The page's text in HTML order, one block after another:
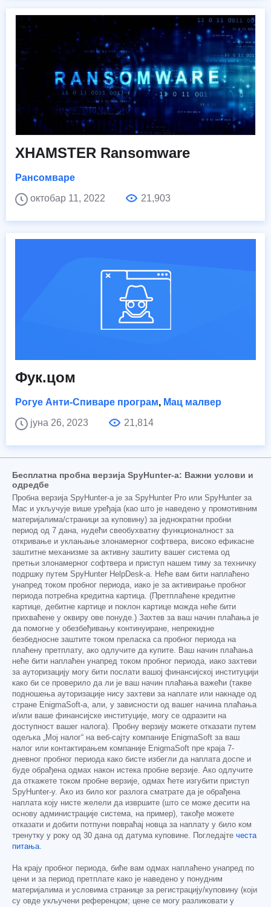
XHAMSTER Ransomware
Рансомваре
октобар 11, 2022
21,903
Фук.цом
Рогуе Анти-Спиваре програм, Мац малвер
јуна 26, 2023
21,814
Бесплатна пробна верзија SpyHunter-а: Важни услови и
одредбе
Пробна верзија SpyHunter-а је за SpyHunter Pro или SpyHunter за
Mac и укључује више уређаја (као што је наведено у промотивним
материјалима/страници за куповину) за једнократни пробни
период од 7 дана, нудећи свеобухватну функционалност за
откривање и уклањање злонамерног софтвера, високо ефикасне
заштитне механизме за активну заштиту вашег система од
претњи злонамерног софтвера и приступ нашем тиму за техничку
подршку путем SpyHunter HelpDesk-а. Неће вам бити наплаћено
унапред током пробног периода, иако је за активирање пробног
периода потребна кредитна картица. (Претплаћене кредитне
картице, дебитне картице и поклон картице можда неће бити
прихваћене у оквиру ове понуде.) Захтев за ваш начин плаћања је
да помогне у обезбеђивању континуиране, непрекидне
безбедносне заштите током преласка са пробног периода на
плаћену претплату, ако одлучите да купите. Ваш начин плаћања
неће бити наплаћен унапред током пробног периода, иако захтеви
за ауторизацију могу бити послати вашој финансијској институцији
како би се проверило да ли је ваш начин плаћања важећи (такве
подношења ауторизације нису захтеви за наплате или накнаде од
стране EnigmaSoft-а, али, у зависности од вашег начина плаћања
и/или ваше финансијске институције, могу се одразити на
доступност вашег налога). Пробну верзију можете отказати путем
одељка „Мој налог“ на веб-сајту компаније EnigmaSoft за ваш
налог или контактирањем компаније EnigmaSoft пре краја 7-
дневног пробног периода како бисте избегли да наплата доспе и
буде обрађена одмах након истека пробне верзије. Ако одлучите
да откажете током пробне верзије, одмах ћете изгубити приступ
SpyHunter-у. Ако из било ког разлога сматрате да је обрађена
наплата коју нисте желели да извршите (што се може десити на
основу администрације система, на пример), такође можете
отказати и добити потпуни повраћај новца за наплату у било ком
тренутку у року од 30 дана од датума куповине. Погледајте честа
питања.
На крају пробног периода, биће вам одмах наплаћено унапред по
цени и за период претплате како је наведено у понудним
материјалима и условима странице за регистрацију/куповину (који
су овде укључени референцом; цене се могу разликовати у